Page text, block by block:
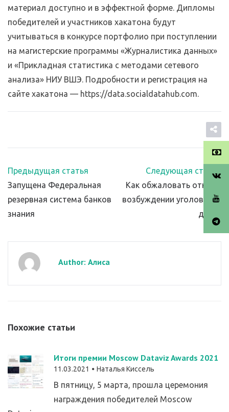
материал доступно и в эффектной форме. Дипломы
победителей и участников хакатона будут
учитываться в конкурсе портфолио при поступлении
на магистерские программы «Журналистика данных»
и «Прикладная статистика с методами сетевого
анализа» НИУ ВШЭ. Подробности и регистрация на
сайте хакатона — https://data.socialdatahub.com.
Предыдущая статья
Запущена Федеральная
резервная система банков
знания
Следующая статья
Как обжаловать отказ в
возбуждении уголовного
дела?
Author: Алиса
Похожие статьи
Итоги премии Moscow Dataviz Awards 2021
11.03.2021 Наталья Киссель
В пятницу, 5 марта, прошла церемония
награждения победителей Moscow